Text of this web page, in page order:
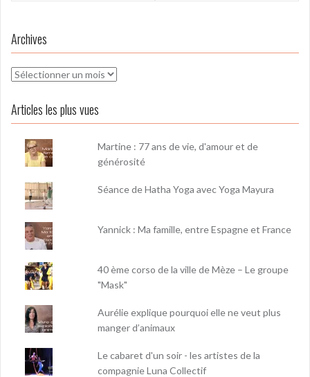
Archives
Archives
Articles les plus vues
Martine : 77 ans de vie, d'amour et de
générosité
Séance de Hatha Yoga avec Yoga Mayura
Yannick : Ma famille, entre Espagne et France
40 ème corso de la ville de Mèze – Le groupe
"Mask"
Aurélie explique pourquoi elle ne veut plus
manger d’animaux
Le cabaret d'un soir - les artistes de la
compagnie Luna Collectif